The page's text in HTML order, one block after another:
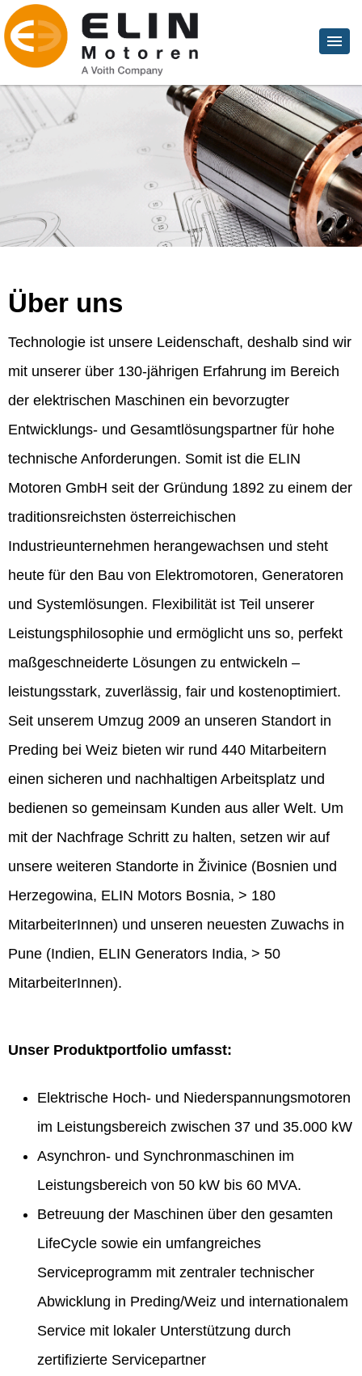
Über uns
Technologie ist unsere Leidenschaft, deshalb sind wir
mit unserer über 130-jährigen Erfahrung im Bereich
der elektrischen Maschinen ein bevorzugter
Entwicklungs- und Gesamtlösungspartner für hohe
technische Anforderungen. Somit ist die ELIN
Motoren GmbH seit der Gründung 1892 zu einem der
traditionsreichsten österreichischen
Industrieunternehmen herangewachsen und steht
heute für den Bau von Elektromotoren, Generatoren
und Systemlösungen. Flexibilität ist Teil unserer
Leistungsphilosophie und ermöglicht uns so, perfekt
maßgeschneiderte Lösungen zu entwickeln –
leistungsstark, zuverlässig, fair und kostenoptimiert.
Seit unserem Umzug 2009 an unseren Standort in
Preding bei Weiz bieten wir rund 440 Mitarbeitern
einen sicheren und nachhaltigen Arbeitsplatz und
bedienen so gemeinsam Kunden aus aller Welt. Um
mit der Nachfrage Schritt zu halten, setzen wir auf
unsere weiteren Standorte in Živinice (Bosnien und
Herzegowina, ELIN Motors Bosnia, > 180
MitarbeiterInnen) und unseren neuesten Zuwachs in
Pune (Indien, ELIN Generators India, > 50
MitarbeiterInnen).
Unser Produktportfolio umfasst:
Elektrische Hoch- und Niederspannungsmotoren
im Leistungsbereich zwischen 37 und 35.000 kW
Asynchron- und Synchronmaschinen im
Leistungsbereich von 50 kW bis 60 MVA.
Betreuung der Maschinen über den gesamten
LifeCycle sowie ein umfangreiches
Serviceprogramm mit zentraler technischer
Abwicklung in Preding/Weiz und internationalem
Service mit lokaler Unterstützung durch
zertifizierte Servicepartner